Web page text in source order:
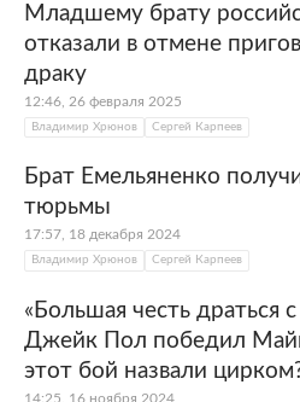
Младшему брату
отказали в отмене
драку
12:46, 26 февраля 2025
Владимир Хрюнов Сергей Карпеев
Брат Емельяненко
тюрьмы
17:57, 18 декабря 2024
Владимир Хрюнов Сергей Карпеев
«Большая честь драться
Джейк Пол победил
этот бой назвали
14:25, 16 ноября 2024